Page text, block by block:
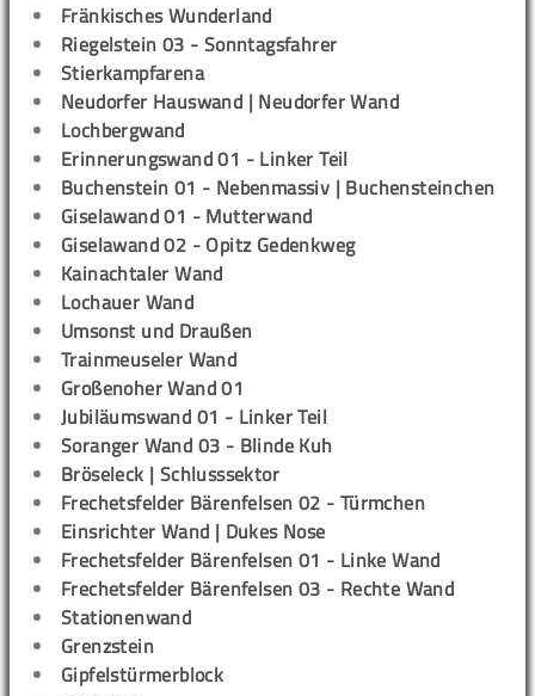
Fränkisches Wunderland
Riegelstein 03 - Sonntagsfahrer
Stierkampfarena
Neudorfer Hauswand | Neudorfer Wand
Lochbergwand
Erinnerungswand 01 - Linker Teil
Buchenstein 01 - Nebenmassiv | Buchensteinchen
Giselawand 01 - Mutterwand
Giselawand 02 - Opitz Gedenkweg
Kainachtaler Wand
Lochauer Wand
Umsonst und Draußen
Trainmeuseler Wand
Großenoher Wand 01
Jubiläumswand 01 - Linker Teil
Soranger Wand 03 - Blinde Kuh
Bröseleck | Schlusssektor
Frechetsfelder Bärenfelsen 02 - Türmchen
Einsrichter Wand | Dukes Nose
Frechetsfelder Bärenfelsen 01 - Linke Wand
Frechetsfelder Bärenfelsen 03 - Rechte Wand
Stationenwand
Grenzstein
Gipfelstürmerblock